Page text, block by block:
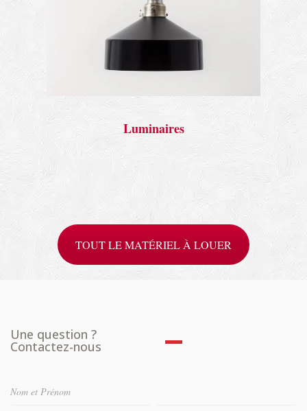
Luminaires
TOUT LE MATÉRIEL À LOUER
Une question ?
Contactez-nous
Demande
de